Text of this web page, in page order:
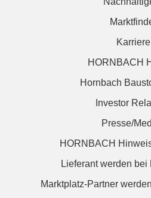
Karriere
HORNBACH
Hornbach
Investor
Presse/
HORNBACH
Lieferant werden bei
Marktplatz-Partner